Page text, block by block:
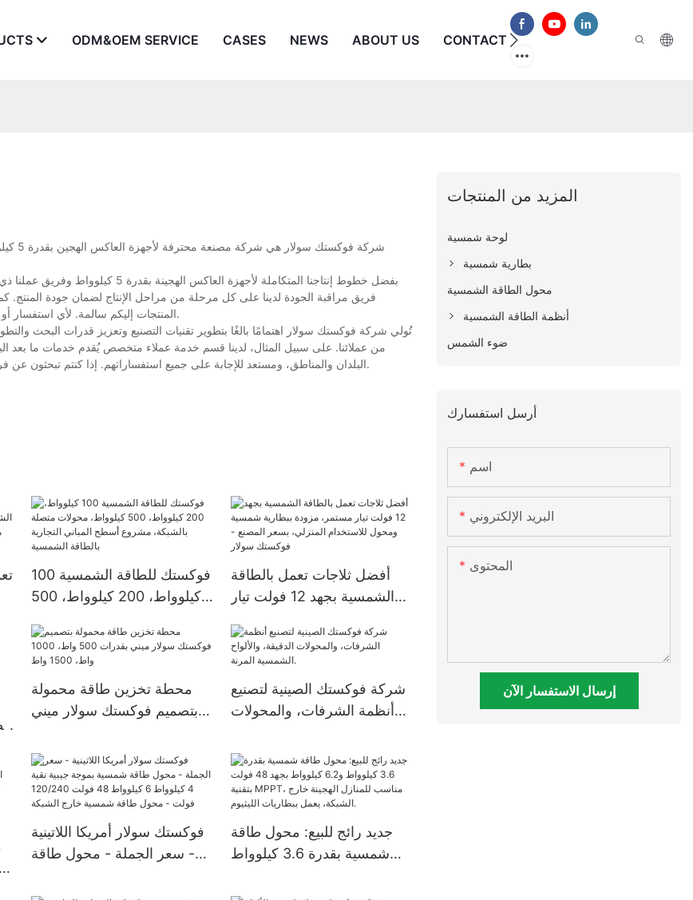
ODM&OEM SERVICE CASES NEWS ABOUT US CONTACT US الأسئلة الشائعة
بفضل خطوط إنتاجنا المتكاملة لأجهزة
فريق مراقبة الجودة لدينا على كل مرحلة من مراحل الإنتاج لضمان جودة
المنتجات إليكم سالمة. لأي استفسار أو لمعرفة المزيد عن أجهزة العاكس الهجينة بقدرة 5 كيلوواط، تواصلوا معنا مباشرة.
تُولي شركة فوكستك سولار اهتمامًا بالغًا بتطوير تقنيات التصنيع وتعزيز قدرات البحث
من عملائنا. على سبيل المثال، لدينا قسم خدمة عملاء متخصص يُقدم خدمات ما بعد
البلدان والمناطق، ومستعد للإجابة على جميع استفساراتهم. إذا كنتم تبحثون عن فرص تجارية أو مهتمين بشراء محول الطاقة الهجين بقدرة 5 كيلوواط، تواصلوا معنا.
فوكستك للطاقة الشمسية 100
كيلوواط، 200 كيلوواط، 500
بالشبكة، مشروع أسطح
المباني التجارية بالطاقة
الشمسية
أفضل ثلاجات تعمل بالطاقة
الشمسية بجهد 12 فولت تيار
ومحول للاستخدام المنزلي،
بسعر المصنع - فوكستك سولار
محطة تخزين طاقة محمولة
بتصميم فوكستك سولار ميني
1500 واط
شركة فوكستك الصينية لتصنيع
أنظمة الشرفات، والمحولات
فوكستك سولار أمريكا اللاتينية
- سعر الجملة - محول طاقة
كيلوواط 6 كيلوواط 48 فولت
جديد رائج للبيع: محول طاقة
شمسية بقدرة 3.6 كيلوواط
بتقنية MPPT، مناسب للمنازل
المزيد من المنتجات
لوحة شمسية
بطارية شمسية
محول الطاقة الشمسية
أنظمة الطاقة الشمسية
ضوء الشمس
أرسل استفسارك
اسم
البريد الإلكتروني
المحتوى
إرسال الاستفسار الآن